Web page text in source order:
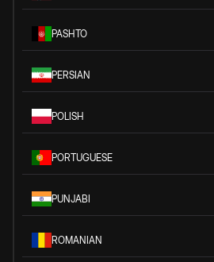
PASHTO
PERSIAN
POLISH
PORTUGUESE
PUNJABI
ROMANIAN